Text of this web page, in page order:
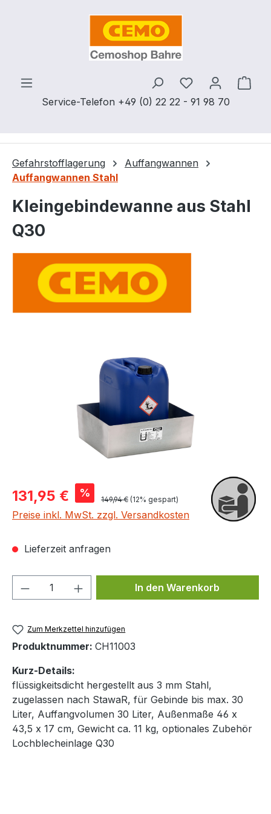
Zum Hauptinhalt springen
Service-Telefon +49 (0) 22 22 - 91 98 70
Du hast 0
Gefahrstofflagerung
Auffangwannen
Auffangwannen Stahl
Kleingebindewanne aus Stahl
Q30
Verkaufspreis:
131,95 € % Regulärer Preis:
149,94 € (12% gespart)
Preise inkl. MwSt. zzgl. Versandkosten
Lieferzeit anfragen
Produkt Anzahl: Gib denIn den Warenkorb
Zum Merkzettel hinzufügen
Produktnummer: CH11003
Kurz-Details:
flüssigkeitsdicht hergestellt aus 3 mm Stahl,
zugelassen nach StawaR, für Gebinde bis max. 30
Liter, Auffangvolumen 30 Liter, Außenmaße 46 x
43,5 x 17 cm, Gewicht ca. 11 kg, optionales Zubehör
Lochblecheinlage Q30